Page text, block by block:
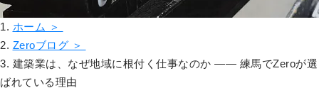
ホーム ＞
Zeroブログ ＞
建築業は、なぜ地域に根付く仕事なのか ―― 練馬でZeroが選
ばれている理由